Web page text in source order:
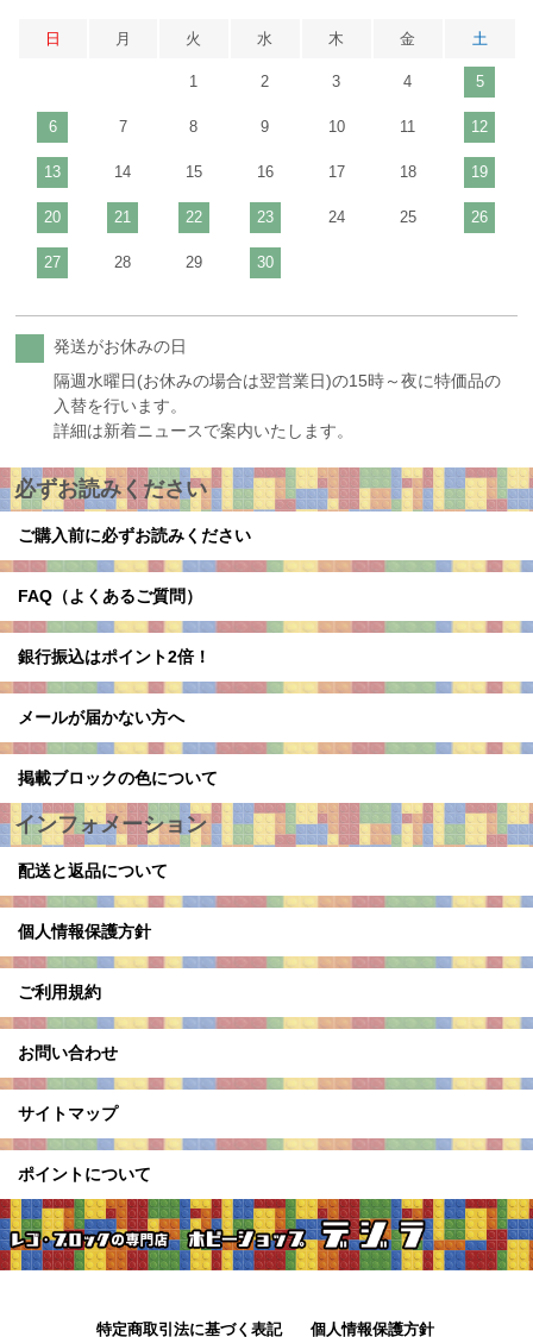
日 月 火 水 木 金 土
1 2 3 4 5
6 7 8 9 10 11 12
13 14 15 16 17 18 19
20 21 22 23 24 25 26
27 28 29 30
発送がお休みの日
隔週水曜日(お休みの場合は翌営業日)の15時～夜に特価品の
入替を行います。
詳細は新着ニュースで案内いたします。
必ずお読みください
ご購入前に必ずお読みください
FAQ（よくあるご質問）
銀行振込はポイント2倍！
メールが届かない方へ
掲載ブロックの色について
インフォメーション
配送と返品について
個人情報保護方針
ご利用規約
お問い合わせ
サイトマップ
ポイントについて
特定商取引法に基づく表記 個人情報保護方針